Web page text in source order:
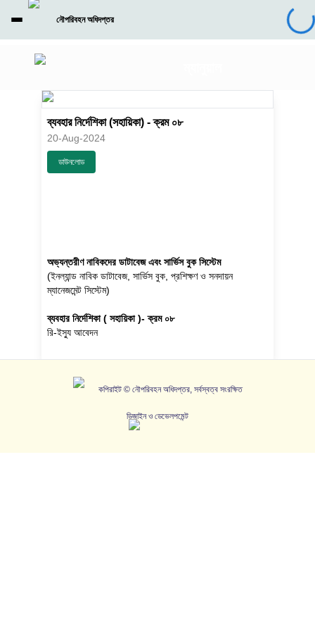
নৌপরিবহন অধিদপ্তর
ব্যবহার নির্দেশিকা (সহায়িকা) - ক্রম ০৮
20-Aug-2024
ডাউনলোড
অভ্যন্তরীণ নাবিকদের ডাটাবেজ এবং সার্ভিস বুক সিস্টেম
(ইনল্যান্ড নাবিক ডাটাবেজ, সার্ভিস বুক, প্রশিক্ষণ ও সনদায়ন
ম্যানেজমেন্ট সিস্টেম)
ব্যবহার নির্দেশিকা ( সহায়িকা )- ক্রম ০৮
রি-ইস্যু আবেদন
কপিরাইট © নৌপরিবহন অধিদপ্তর, সর্বস্বত্ব সংরক্ষিত
ডিজাইন ও ডেভেলপমেন্ট